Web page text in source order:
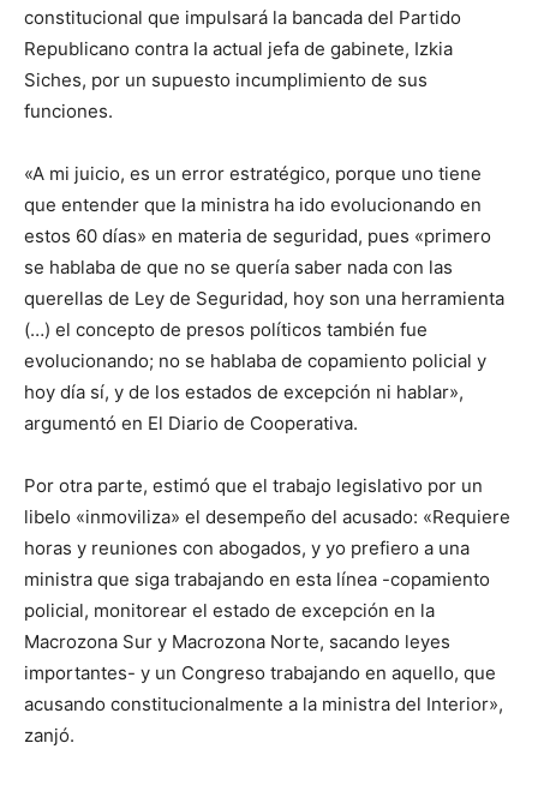
constitucional que impulsará la bancada del Partido
Republicano contra la actual jefa de gabinete, Izkia
Siches, por un supuesto incumplimiento de sus
funciones.
«A mi juicio, es un error estratégico, porque uno tiene
que entender que la ministra ha ido evolucionando en
estos 60 días» en materia de seguridad, pues «primero
se hablaba de que no se quería saber nada con las
querellas de Ley de Seguridad, hoy son una herramienta
(…) el concepto de presos políticos también fue
evolucionando; no se hablaba de copamiento policial y
hoy día sí, y de los estados de excepción ni hablar»,
argumentó en El Diario de Cooperativa.
Por otra parte, estimó que el trabajo legislativo por un
libelo «inmoviliza» el desempeño del acusado: «Requiere
horas y reuniones con abogados, y yo prefiero a una
ministra que siga trabajando en esta línea -copamiento
policial, monitorear el estado de excepción en la
Macrozona Sur y Macrozona Norte, sacando leyes
importantes- y un Congreso trabajando en aquello, que
acusando constitucionalmente a la ministra del Interior»,
zanjó.